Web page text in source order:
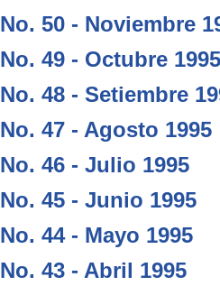
No. 50 - Noviembre
No. 49 - Octubre 1995
No. 48 - Setiembre
No. 47 - Agosto 1995
No. 46 - Julio 1995
No. 45 - Junio 1995
No. 44 - Mayo 1995
No. 43 - Abril 1995